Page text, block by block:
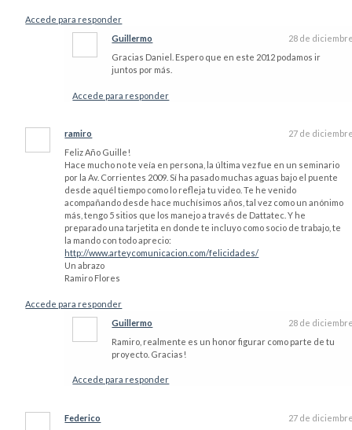
Accede para responder
Guillermo
28 de
Gracias Daniel. Espero que en este 2012 podamos ir
juntos por más.
Accede para responder
ramiro
27 de
Feliz Año Guille!
Hace mucho no te veía en persona, la última vez fue en un seminario
por la Av. Corrientes 2009. Sí ha pasado muchas aguas bajo el puente
desde aquél tiempo como lo refleja tu video. Te he venido
acompañando desde hace muchísimos años, tal vez como un anónimo
más, tengo 5 sitios que los manejo a través de Dattatec. Y he
preparado una tarjetita en donde te incluyo como socio de trabajo, te
la mando con todo aprecio:
http://www.arteycomunicacion.com/felicidades/
Un abrazo
Ramiro Flores
Accede para responder
Guillermo
28 de
Ramiro, realmente es un honor figurar como parte de tu
proyecto. Gracias!
Accede para responder
Federico 27 de